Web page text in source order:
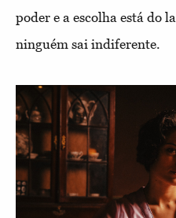
poder e a escolha está do
ninguém sai indiferente.